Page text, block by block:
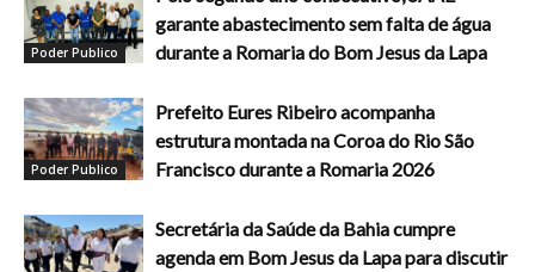
Poder Publico
garante abastecimento sem falta de água
durante a Romaria do Bom Jesus da Lapa
Poder Publico
Prefeito Eures Ribeiro acompanha
estrutura montada na Coroa do Rio São
Francisco durante a Romaria 2026
Secretária da Saúde da Bahia cumpre
agenda em Bom Jesus da Lapa para discutir